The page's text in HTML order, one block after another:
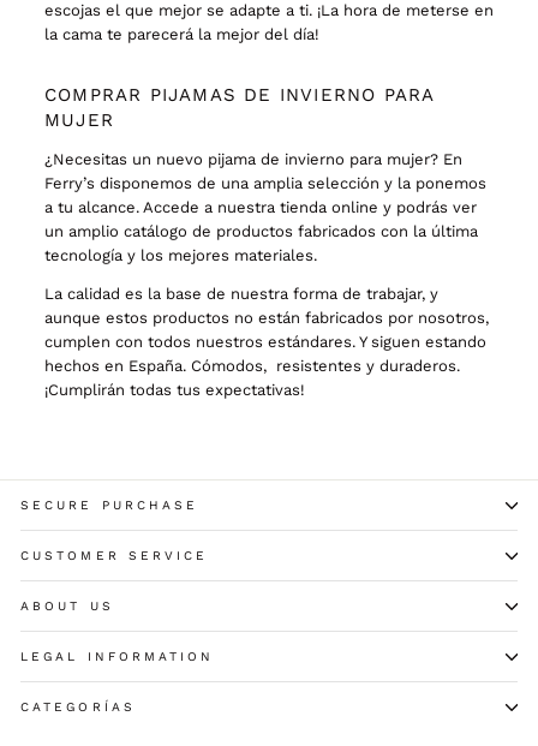
escojas el que mejor se adapte a ti. ¡La hora de meterse en
la cama te parecerá la mejor del día!
COMPRAR PIJAMAS DE INVIERNO PARA
MUJER
¿Necesitas un nuevo pijama de invierno para mujer? En
Ferry’s disponemos de una amplia selección y la ponemos
a tu alcance. Accede a nuestra tienda online y podrás ver
un amplio catálogo de productos fabricados con la última
tecnología y los mejores materiales.
La calidad es la base de nuestra forma de trabajar, y
aunque estos productos no están fabricados por nosotros,
cumplen con todos nuestros estándares. Y siguen estando
hechos en España. Cómodos, resistentes y duraderos.
¡Cumplirán todas tus expectativas!
SECURE PURCHASE
CUSTOMER SERVICE
ABOUT US
LEGAL INFORMATION
CATEGORÍAS